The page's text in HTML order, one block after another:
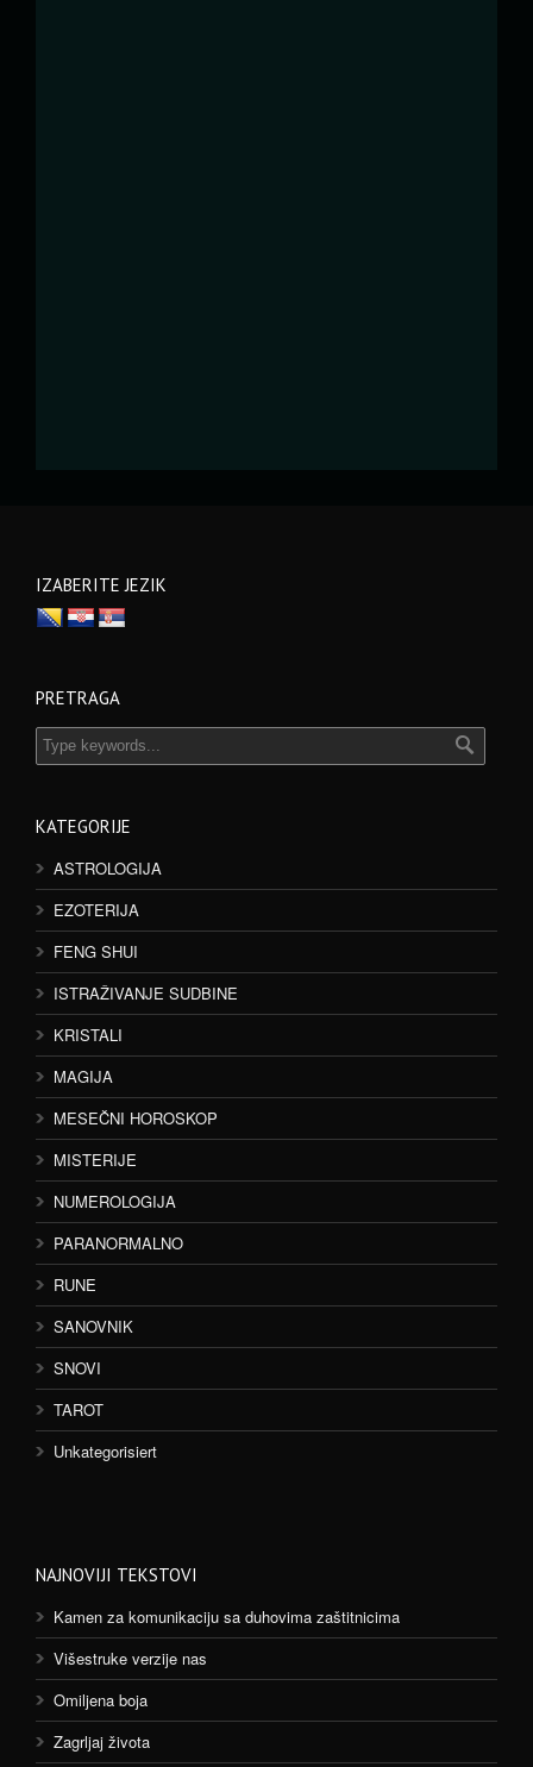
IZABERITE JEZIK
PRETRAGA
KATEGORIJE
ASTROLOGIJA
EZOTERIJA
FENG SHUI
ISTRAŽIVANJE SUDBINE
KRISTALI
MAGIJA
MESEČNI HOROSKOP
MISTERIJE
NUMEROLOGIJA
PARANORMALNO
RUNE
SANOVNIK
SNOVI
TAROT
Unkategorisiert
NAJNOVIJI TEKSTOVI
Kamen za komunikaciju sa duhovima zaštitnicima
Višestruke verzije nas
Omiljena boja
Zagrljaj života